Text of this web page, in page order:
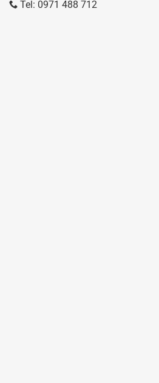
Tel: 0971 488 712